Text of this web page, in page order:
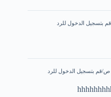
قم بتسجيل الدخول للرد
قم بتسجيل الدخول للرد